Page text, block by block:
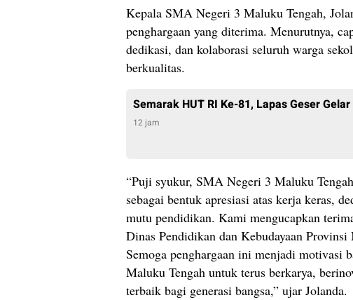
Kepala SMA Negeri 3 Maluku Tengah,
penghargaan yang diterima. Menurutnya,
dedikasi, dan kolaborasi seluruh warga
berkualitas.
Semarak HUT RI Ke-81, Lapas Geser
12 jam
“Puji syukur, SMA Negeri 3 Maluku
sebagai bentuk apresiasi atas kerja keras,
mutu pendidikan. Kami mengucapkan
Dinas Pendidikan dan Kebudayaan
Semoga penghargaan ini menjadi motivasi
Maluku Tengah untuk terus berkarya,
terbaik bagi generasi bangsa,” ujar Jolanda.